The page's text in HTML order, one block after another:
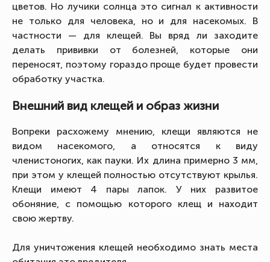
цветов. Но лучики солнца это сигнал к активности
не только для человека, но и для насекомых. В
частности — для клещей. Вы вряд ли заходите
делать прививки от болезней, которые они
переносят, поэтому гораздо проще будет провести
обработку участка.
Внешний вид клещей и образ жизни
Вопреки расхожему мнению, клещи являются не
видом насекомого, а относятся к виду
членистоногих, как пауки. Их длина примерно 3 мм,
при этом у клещей полностью отсутствуют крылья.
Клещи имеют 4 пары лапок. У них развитое
обоняние, с помощью которого клещ и находит
свою жертву.
Для уничтожения клещей необходимо знать места